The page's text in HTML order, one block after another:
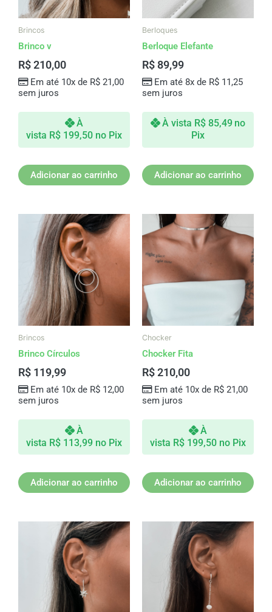
Brincos
Brinco v
R$210,00
Em até 10x de R$21,00
sem juros
À
vista R$ 199,50 no Pix
Adicionar ao carrinho
Berloques
Berloque Elefante
R$ 89,99
Em até 8x de R$11,25
sem juros
À vista R$85,49 no
Pix
Adicionar ao carrinho
Brincos
Brinco Círculos
R$ 119,99
Em até 10x de R$12,00
sem juros
À
vista R$ 113,99 no Pix
Adicionar ao carrinho
Chocker
Chocker Fita
R$210,00
Em até 10x de R$21,00
sem juros
À
vista R$ 199,50 no Pix
Adicionar ao carrinho